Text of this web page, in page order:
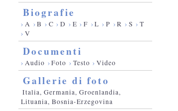
Biografie
› A ›B › C › D › E › F ›L › P ›R › S › T
› V
Documenti
› Audio ›Foto › Testo › Video
Gallerie di foto
Italia, Germania, Groenlandia,
Lituania, Bosnia-Erzegovina